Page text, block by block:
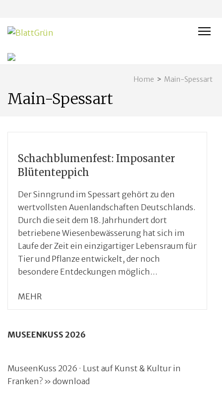
Home > Main-Spessart
Main-Spessart
Schachblumenfest: Imposanter
Blütenteppich
Der Sinngrund im Spessart gehört zu den
wertvollsten Auenlandschaften Deutschlands.
Durch die seit dem 18. Jahrhundert dort
betriebene Wiesenbewässerung hat sich im
Laufe der Zeit ein einzigartiger Lebensraum für
Tier und Pflanze entwickelt, der noch
besondere Entdeckungen möglich…
MEHR
MUSEENKUSS 2026
MuseenKuss 2026 · Lust auf Kunst & Kultur in
Franken? » download